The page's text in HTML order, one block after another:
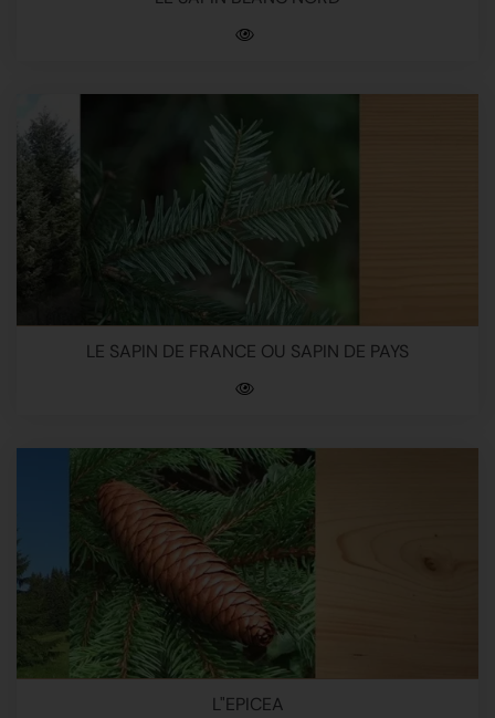
LE SAPIN DE FRANCE OU SAPIN DE PAYS
L"EPICEA